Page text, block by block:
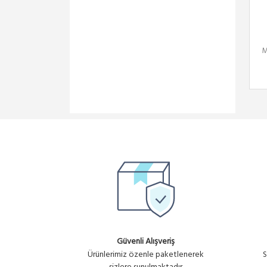
Güvenli Alışveriş
Ürünlerimiz özenle paketlenerek